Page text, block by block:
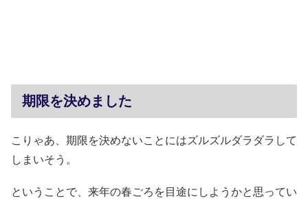
期限を決めました
こりゃあ、期限を決めないことにはズルズルダラダラして
しまいそう。
ということで、来年の春ごろを目途にしようかと思ってい